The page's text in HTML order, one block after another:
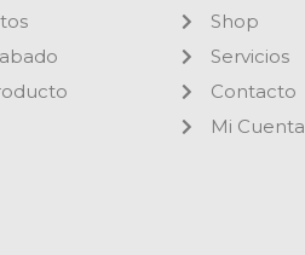
Shop
Servicios
Contacto
Mi Cuenta